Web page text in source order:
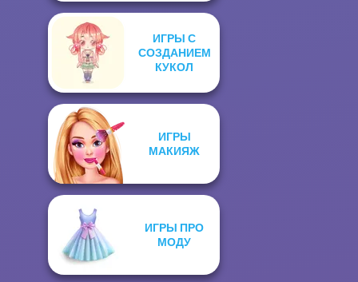
ИГРЫ С
СОЗДАНИЕМ
КУКОЛ
ИГРЫ
МАКИЯЖ
ИГРЫ ПРО
МОДУ